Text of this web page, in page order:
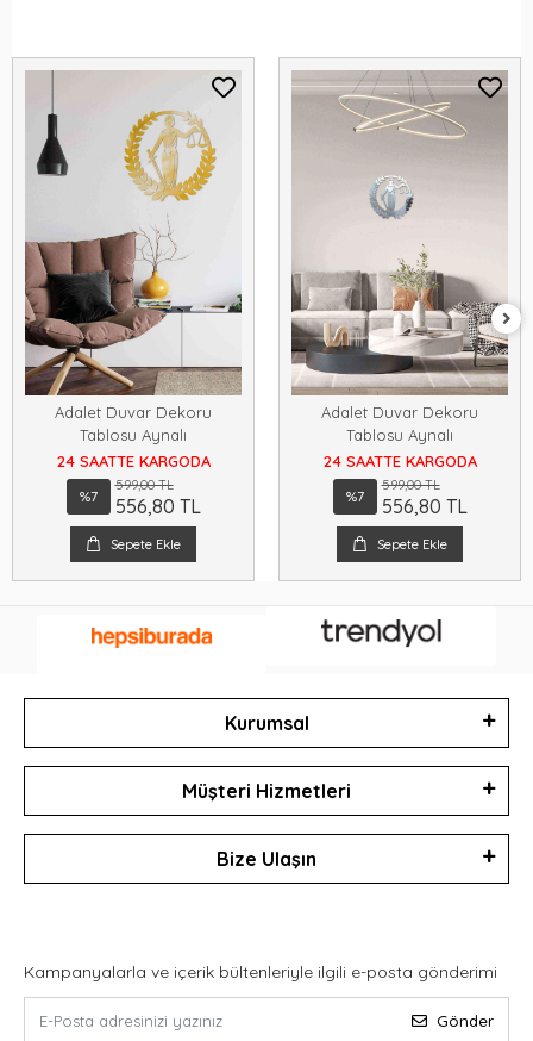
Adalet Duvar Dekoru
Tablosu Aynalı
24 SAATTE KARGODA
%7
599,00 TL
556,80 TL
Sepete Ekle
Adalet Duvar Dekoru
Tablosu Aynalı
24 SAATTE KARGODA
%7
599,00 TL
556,80 TL
Sepete Ekle
Kurumsal
Müşteri Hizmetleri
Bize Ulaşın
Kampanyalarla ve içerik bültenleriyle ilgili e-posta gönderimi
Gönder